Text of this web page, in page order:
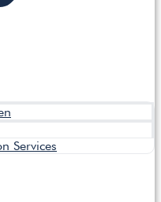
Services